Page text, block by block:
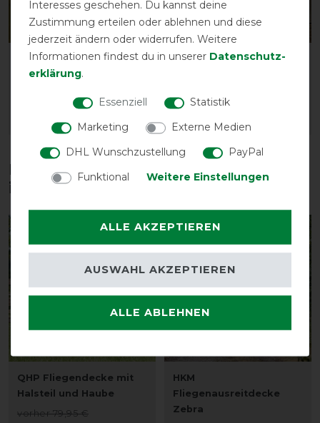
Equitheme Mesh Halsteil
vorher 19,95 €
ARTIKEL MERKEN
Equitheme Mesh Combo
55,95 € *
ARTIKEL MERKEN
Diese Produkte könnten dich auch
interessieren
QHP Fliegendecke mit
Halsteil und Haube
vorher 79,95 €
-15%
HKM
Fliegenausreitdecke
Zebra
Interesses geschehen. Du kannst deine
Zustimmung erteilen oder ablehnen und diese
jederzeit ändern oder widerrufen. Weitere
Informationen findest du in unserer Daten­schutz­
erklärung.
Essenziell
Statistik
Marketing
Externe Medien
DHL Wunschzustellung
PayPal
Funktional
Weitere Einstellungen
ALLE AKZEPTIEREN
ALLE ABLEHNEN
AUSWAHL AKZEPTIEREN